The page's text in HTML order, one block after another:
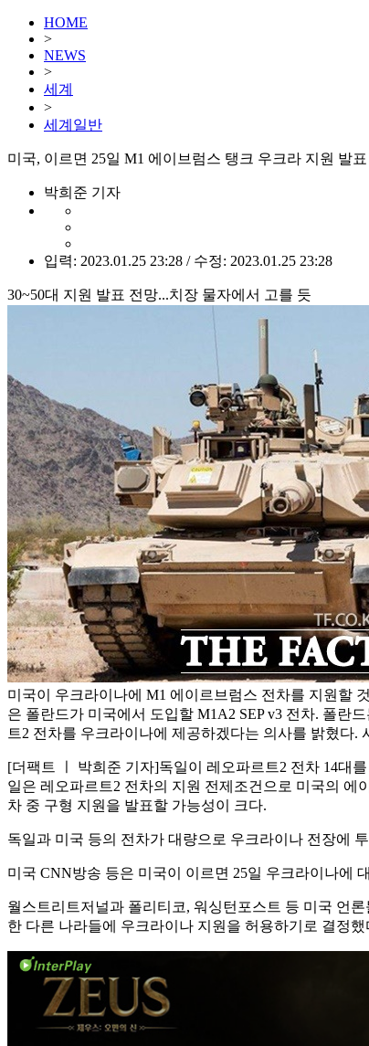
HOME
>
NEWS
>
세계
>
세계일반
미국, 이르면 25일 M1 에이브럼스 탱크 우크라 지원 발표
박희준 기자
입력: 2023.01.25 23:28 / 수정: 2023.01.25 23:28
30~50대 지원 발표 전망...치장 물자에서 고를 듯
미국이 우크라이나에 M1 에이르브럼스 전차를 지원할
은 폴란드가 미국에서 도입할 M1A2 SEP v3 전차. 폴란
트2 전차를 우크라이나에 제공하겠다는 의사를 밝혔다.
[더팩트 ㅣ 박희준 기자]독일이 레오파르트2 전차 14대
일은 레오파르트2 전차의 지원 전제조건으로 미국의 에
차 중 구형 지원을 발표할 가능성이 크다.
독일과 미국 등의 전차가 대량으로 우크라이나 전장에
미국 CNN방송 등은 미국이 이르면 25일 우크라이나에
월스트리트저널과 폴리티코, 워싱턴포스트 등 미국 언
한 다른 나라들에 우크라이나 지원을 허용하기로 결정